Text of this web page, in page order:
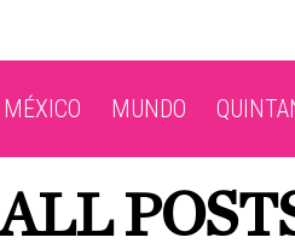
MÉXICO MUNDO
ALL